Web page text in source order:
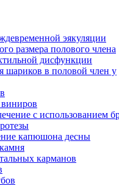
эякуляции
размера полового члена
дисфункции
шариков в половой член у
с использованием
капюшона десны
карманов